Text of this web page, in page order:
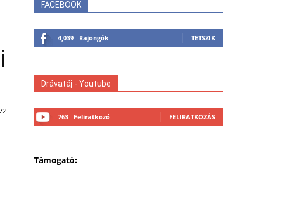
FACEBOOK
4,039 Rajongók TETSZIK
Drávatáj - Youtube
763 Feliratkozó FELIRATKOZÁS
Támogató: